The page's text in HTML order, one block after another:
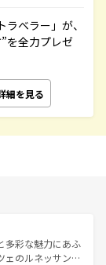
ベラー」が、
を全力プレゼ
細を見る
多彩な魅力にあふ
ェのルネッサンス